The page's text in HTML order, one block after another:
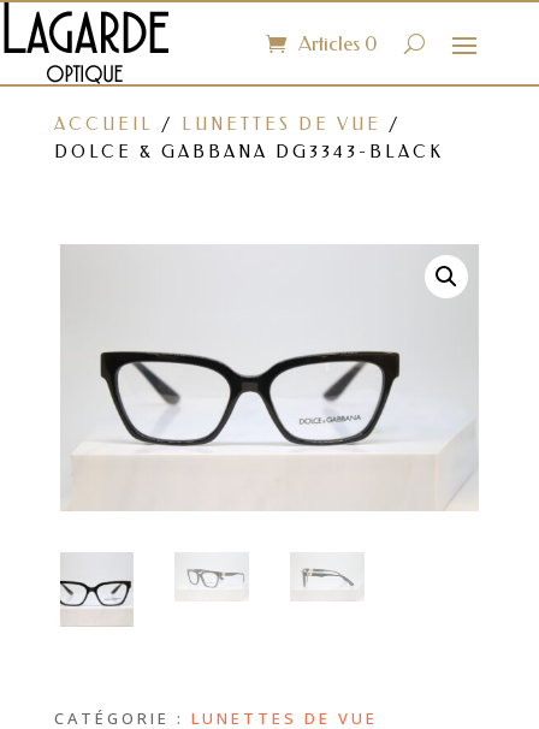
Articles 0
ACCUEIL / LUNETTES DE VUE
/
DOLCE & GABBANA DG3343-BLACK
CATÉGORIE : LUNETTES DE VUE